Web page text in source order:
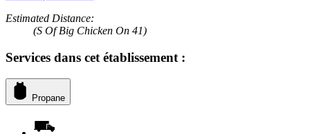
Estimated Distance:
(S Of Big Chicken On 41)
Services dans cet établissement :
Propane